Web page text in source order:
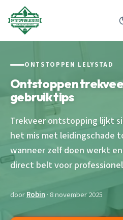
ONTSTOPPEN LELYSTAD
Ontstoppen
gebruik tips
Trekveer ontstopping lijkt
het mis met leidingschade
wanneer zelf doen werkt
direct belt voor
doorRobin · 8 november 2025